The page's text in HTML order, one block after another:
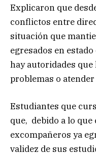
Explicaron que
conflictos entre
situación que
egresados en
hay autoridades
problemas o
Estudiantes que
que, debido a lo
excompañeros ya
validez de sus